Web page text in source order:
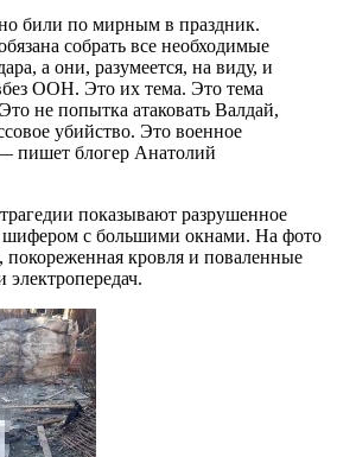
били по мирным в праздник.
собрать все необходимые
а они, разумеется, на виду, и
ООН. Это их тема. Это тема
не попытка атаковать Валдай,
убийство. Это военное
пишет блогер Анатолий
показывают разрушенное
шифером с большими окнами. На фото
кровля и поваленные